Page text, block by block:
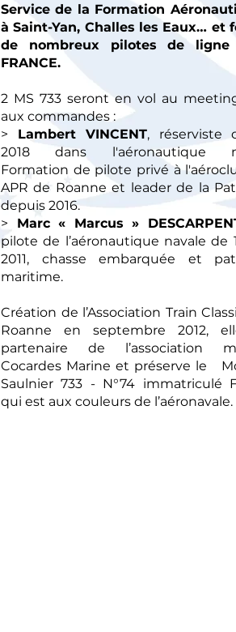
Service de la Formation
à Saint-Yan, Challes les Eaux… et
de nombreux pilotes de ligne
FRANCE.
2 MS 733 seront en vol au
aux commandes :
> Lambert VINCENT, réserviste
2018 dans l'aéronautique
Formation de pilote privé à
APR de Roanne et leader de la
depuis 2016.
> Marc « Marcus »
pilote de l’aéronautique navale de
2011, chasse embarquée et
maritime.
Création de l’Association Train
Roanne en septembre 2012,
partenaire de l’association
Cocardes Marine et préserve le
Saulnier 733 - N°74 immatriculé
qui est aux couleurs de l’aéronavale.